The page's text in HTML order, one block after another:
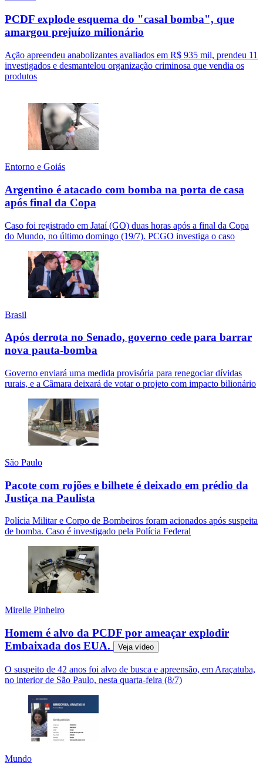
PCDF explode esquema do "casal bomba", que
amargou prejuízo milionário
Ação apreendeu anabolizantes avaliados em R$ 935 mil, prendeu 11
investigados e desmantelou organização criminosa que vendia os
produtos
Entorno e Goiás
Argentino é atacado com bomba na porta de casa
após final da Copa
Caso foi registrado em Jataí (GO) duas horas após a final da Copa
do Mundo, no último domingo (19/7). PCGO investiga o caso
Brasil
Após derrota no Senado, governo cede para barrar
nova pauta-bomba
Governo enviará uma medida provisória para renegociar dívidas
rurais, e a Câmara deixará de votar o projeto com impacto bilionário
São Paulo
Pacote com rojões e bilhete é deixado em prédio da
Justiça na Paulista
Polícia Militar e Corpo de Bombeiros foram acionados após suspeita
de bomba. Caso é investigado pela Polícia Federal
Mirelle Pinheiro
Homem é alvo da PCDF por ameaçar explodir
Embaixada dos EUA.
Veja vídeo
O suspeito de 42 anos foi alvo de busca e apreensão, em Araçatuba,
no interior de São Paulo, nesta quarta-feira (8/7)
Mundo